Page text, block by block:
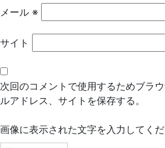
メール ※
サイト
次回のコメントで使用するためブラ
ルアドレス、サイトを保存する。
画像に表示された文字を入力してく